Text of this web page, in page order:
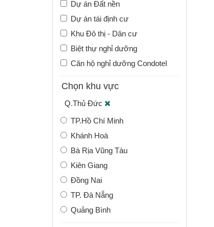
Dự án Đất nền
Dự án tái định cư
Khu Đô thị - Dân cư
Biệt thự nghỉ dưỡng
Căn hộ nghỉ dưỡng Condotel
Chọn khu vực
Q.Thủ Đức
TP.Hồ Chí Minh
Khánh Hoà
Bà Rịa Vũng Tàu
Kiên Giang
Đồng Nai
TP. Đà Nẵng
Quảng Bình